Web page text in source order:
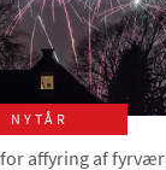
NYTÅR
affyring af